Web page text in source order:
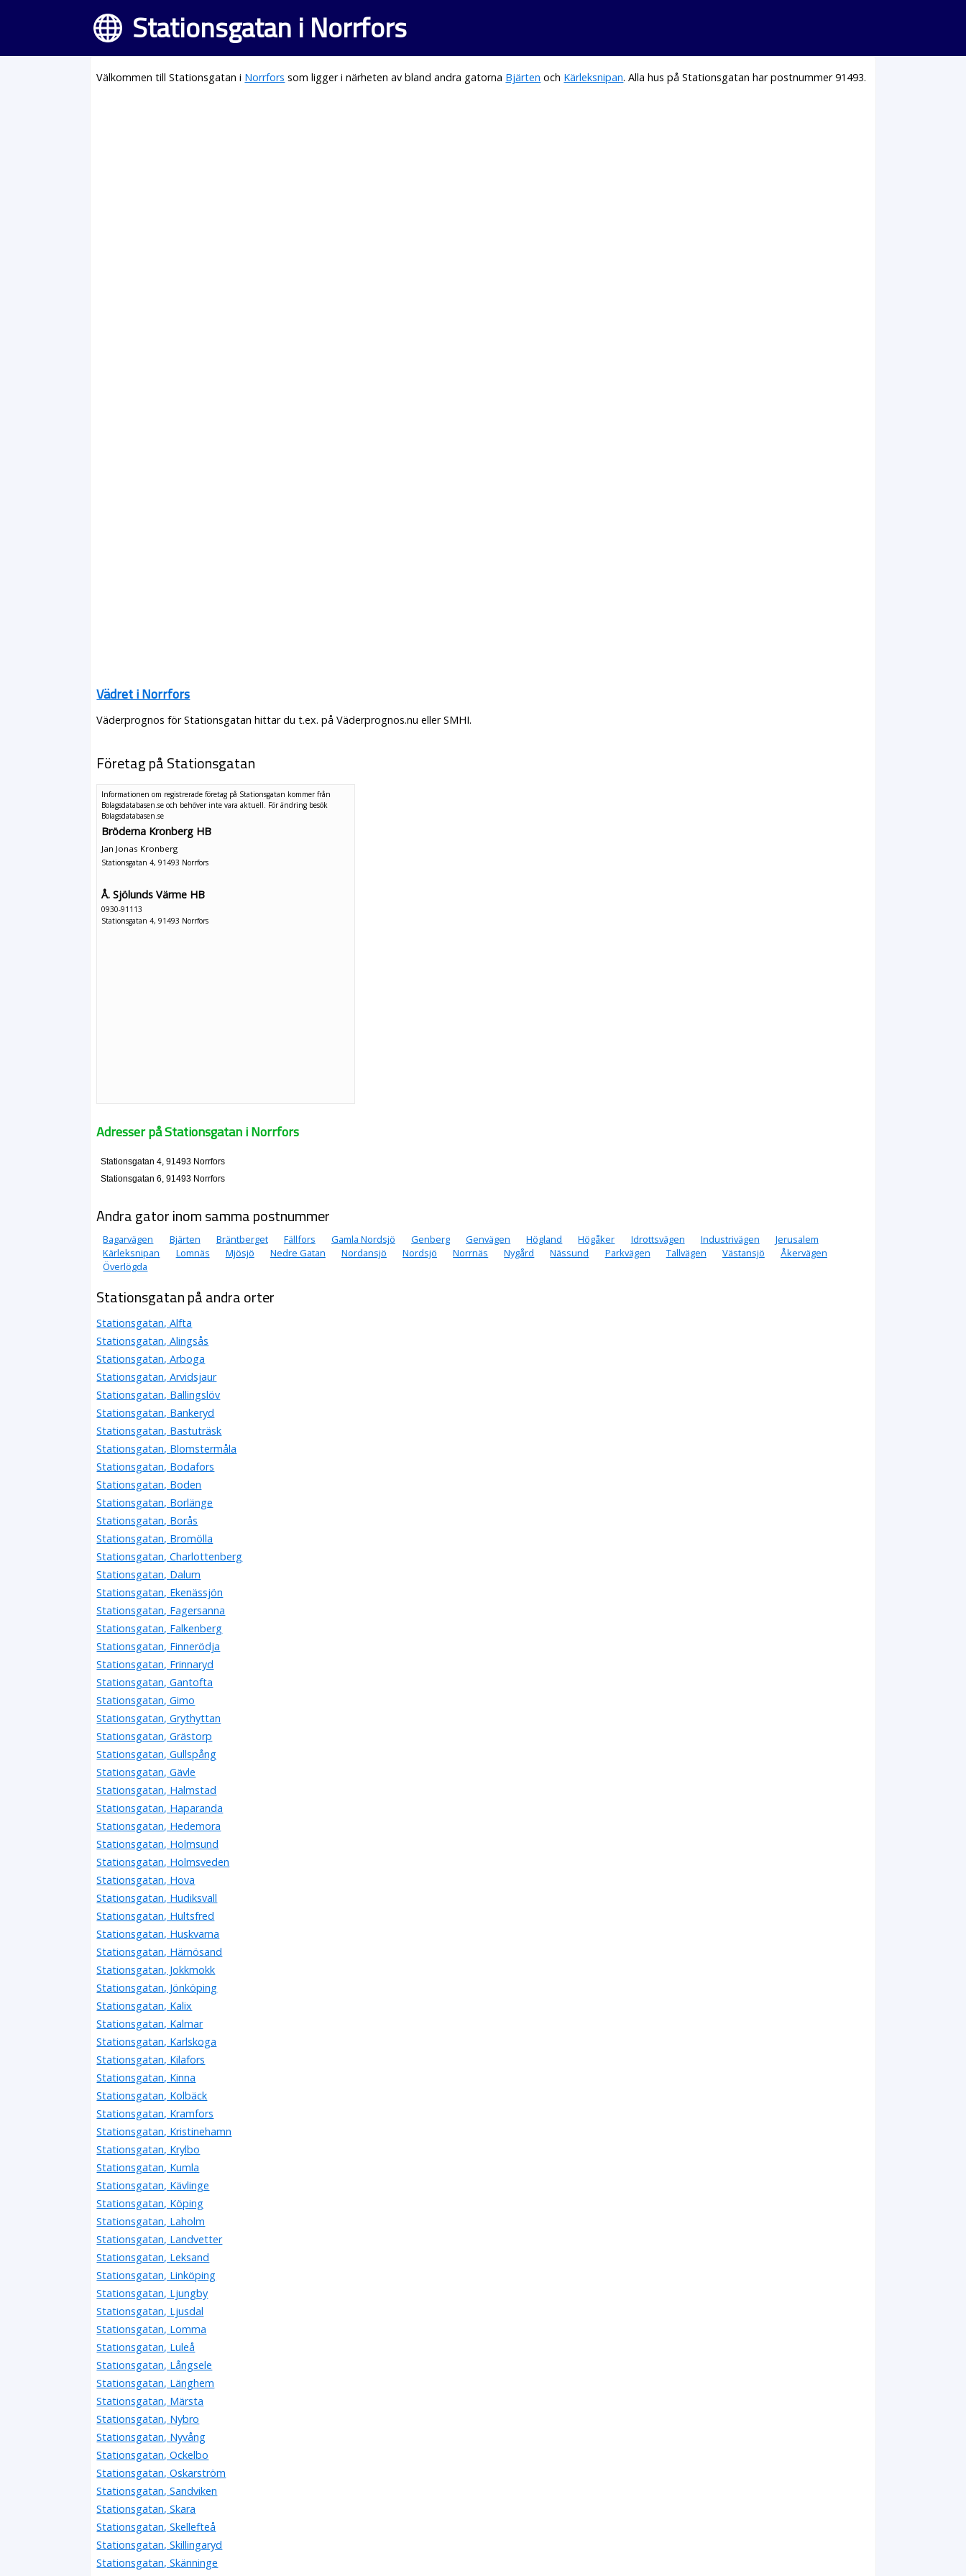
Stationsgatan i Norrfors
Välkommen till Stationsgatan i Norrfors som ligger i närheten av bland andra gatorna Bjärten och Kärleksnipan. Alla hus på Stationsgatan har postnummer 91493.
Vädret i Norrfors
Väderprognos för Stationsgatan hittar du t.ex. på Väderprognos.nu eller SMHI.
Företag på Stationsgatan
Informationen om registrerade företag på Stationsgatan kommer från
Bolagsdatabasen.se och behöver inte vara aktuell. För ändring besök
Bolagsdatabasen.se
Bröderna Kronberg HB
Jan Jonas Kronberg
Stationsgatan 4, 91493 Norrfors
Å. Sjölunds Värme HB
0930-91113
Stationsgatan 4, 91493 Norrfors
Adresser på Stationsgatan i Norrfors
Stationsgatan 4, 91493 Norrfors
Stationsgatan 6, 91493 Norrfors
Andra gator inom samma postnummer
Bagarvägen Bjärten Bräntberget Fällfors Gamla Nordsjö Genberg Genvägen Högland Högåker Idrottsvägen Industrivägen
Jerusalem
Kärleksnipan
Lomnäs Mjösjö Nedre Gatan Nordansjö Nordsjö Norrnäs Nygård Nässund Parkvägen Tallvägen Västansjö
Åkervägen
Överlögda
Stationsgatan på andra orter
Stationsgatan, Alfta
Stationsgatan, Alingsås
Stationsgatan, Arboga
Stationsgatan, Arvidsjaur
Stationsgatan, Ballingslöv
Stationsgatan, Bankeryd
Stationsgatan, Bastuträsk
Stationsgatan, Blomstermåla
Stationsgatan, Bodafors
Stationsgatan, Boden
Stationsgatan, Borlänge
Stationsgatan, Borås
Stationsgatan, Bromölla
Stationsgatan, Charlottenberg
Stationsgatan, Dalum
Stationsgatan, Ekenässjön
Stationsgatan, Fagersanna
Stationsgatan, Falkenberg
Stationsgatan, Finnerödja
Stationsgatan, Frinnaryd
Stationsgatan, Gantofta
Stationsgatan, Gimo
Stationsgatan, Grythyttan
Stationsgatan, Grästorp
Stationsgatan, Gullspång
Stationsgatan, Gävle
Stationsgatan, Halmstad
Stationsgatan, Haparanda
Stationsgatan, Hedemora
Stationsgatan, Holmsund
Stationsgatan, Holmsveden
Stationsgatan, Hova
Stationsgatan, Hudiksvall
Stationsgatan, Hultsfred
Stationsgatan, Huskvarna
Stationsgatan, Härnösand
Stationsgatan, Jokkmokk
Stationsgatan, Jönköping
Stationsgatan, Kalix
Stationsgatan, Kalmar
Stationsgatan, Karlskoga
Stationsgatan, Kilafors
Stationsgatan, Kinna
Stationsgatan, Kolbäck
Stationsgatan, Kramfors
Stationsgatan, Kristinehamn
Stationsgatan, Krylbo
Stationsgatan, Kumla
Stationsgatan, Kävlinge
Stationsgatan, Köping
Stationsgatan, Laholm
Stationsgatan, Landvetter
Stationsgatan, Leksand
Stationsgatan, Linköping
Stationsgatan, Ljungby
Stationsgatan, Ljusdal
Stationsgatan, Lomma
Stationsgatan, Luleå
Stationsgatan, Långsele
Stationsgatan, Länghem
Stationsgatan, Märsta
Stationsgatan, Nybro
Stationsgatan, Nyvång
Stationsgatan, Ockelbo
Stationsgatan, Oskarström
Stationsgatan, Sandviken
Stationsgatan, Skara
Stationsgatan, Skellefteå
Stationsgatan, Skillingaryd
Stationsgatan, Skänninge